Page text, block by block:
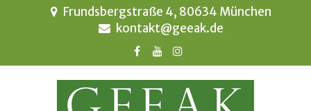
Frundsbergstraße 4, 80634 München
kontakt@geeak.de